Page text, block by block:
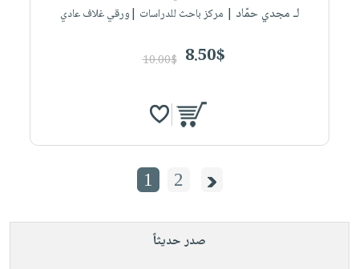
لـ مجدي حمّاد | مركز باحث للدراسات |ورقي غلاف عادي
8.50$
10.00$
1 2
صدر حديثاً